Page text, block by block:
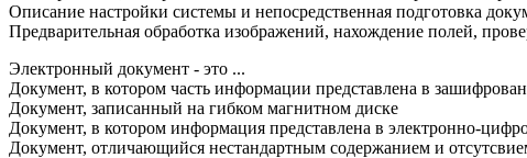
Описание настройки системы и непосредственная подготовка
Предварительная обработка изображений, нахождение полей,
Электронный документ - это ...
Документ, в котором часть информации представлена в
Документ, записанный на гибком магнитном диске
Документ, в котором информация представлена в электронно-
Документ, отличающийся нестандартным содержанием и